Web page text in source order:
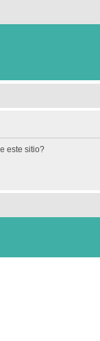
este sitio?